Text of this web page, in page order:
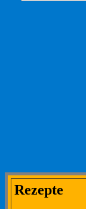
Rezepte